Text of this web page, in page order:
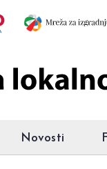
Novosti